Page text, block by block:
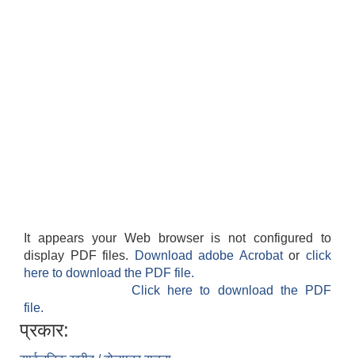
It appears your Web browser is not configured to
display PDF files.
Download adobe Acrobatorclick
here to download the PDF file.
Click here to download the PDF
file.
प्रकार: